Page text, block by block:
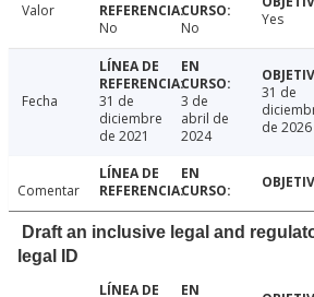
Valor
No
No Yes
Fecha
31 de
diciembre
de 2021
3 de
abril de
2024
31 de
de 2026
Comentar
Draft an inclusive legal and
legal ID